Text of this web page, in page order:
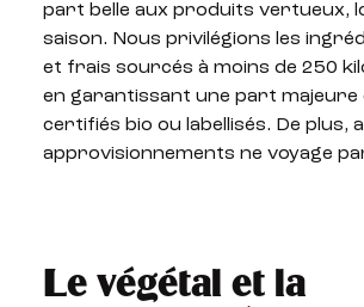
part belle aux produits vertueux,
saison. Nous privilégions les
et frais sourcés à moins de 250
en garantissant une part majeure
certifiés bio ou labellisés. De plus,
approvisionnements ne voyage
Le végétal et la